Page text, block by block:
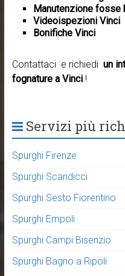
Manutenzione fosse
Videoispezioni Vinci
Bonifiche Vinci
Contattaci e richiedi un
fognature a Vinci !
Servizi più
Spurghi Firenze
Spurghi Scandicci
Spurghi Sesto Fiorentino
Spurghi Empoli
Spurghi Campi Bisenzio
Spurghi Bagno a Ripoli